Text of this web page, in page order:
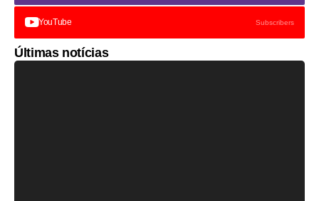
YouTube Subscribers
Últimas notícias